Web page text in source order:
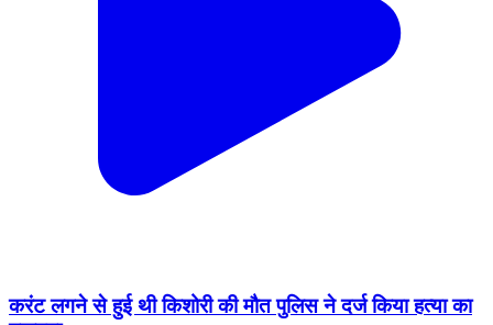
करंट लगने से हुई थी किशोरी की मौत पुलिस ने दर्ज किया हत्या का